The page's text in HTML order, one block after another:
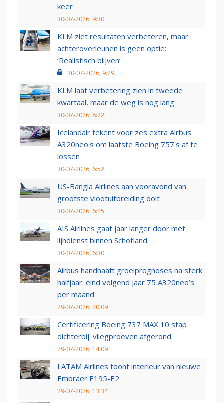
keer
30-07-2026, 9:30
KLM ziet resultaten verbeteren, maar
achteroverleunen is geen optie:
‘Realistisch blijven’
30-07-2026, 9:29
KLM laat verbetering zien in tweede
kwartaal, maar de weg is nog lang
30-07-2026, 8:22
Icelandair tekent voor zes extra Airbus
A320neo's om laatste Boeing 757's af te
lossen
30-07-2026, 6:52
US-Bangla Airlines aan vooravond van
grootste vlootuitbreiding ooit
30-07-2026, 6:45
AIS Airlines gaat jaar langer door met
lijndienst binnen Schotland
30-07-2026, 6:30
Airbus handhaaft groeiprognoses na sterk
halfjaar: eind volgend jaar 75 A320neo’s
per maand
29-07-2026, 20:09
Certificering Boeing 737 MAX 10 stap
dichterbij: vliegproeven afgerond
29-07-2026, 14:09
LATAM Airlines toont interieur van nieuwe
Embraer E195-E2
29-07-2026, 13:34